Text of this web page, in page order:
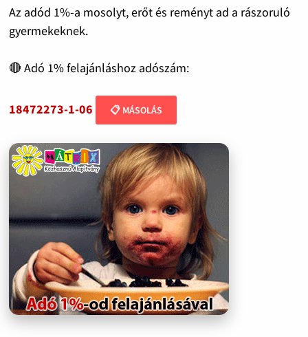
Az adód 1%-a mosolyt, erőt és reményt ad a rászoruló
gyermekeknek.
🔴 Adó 1% felajánláshoz adószám:
18472273-1-06 📋 MÁSOLÁS